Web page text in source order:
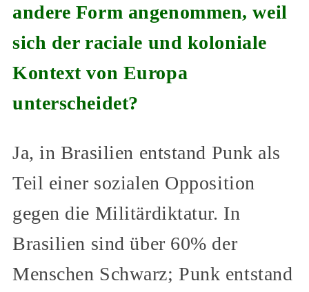
andere Form angenommen, weil
sich der raciale und koloniale
Kontext von Europa
unterscheidet?
Ja, in Brasilien entstand Punk als
Teil einer sozialen Opposition
gegen die Militärdiktatur. In
Brasilien sind über 60% der
Menschen Schwarz; Punk entstand